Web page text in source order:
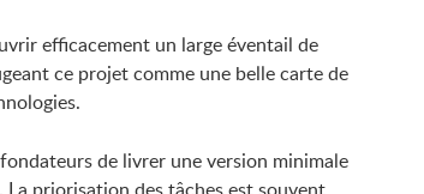
efficacement un large éventail de
ce projet comme une belle carte de
de livrer une version minimale